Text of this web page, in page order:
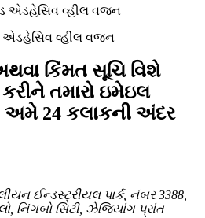
કિંમત સૂચિ વિશે
તમારો ઇમેઇલ
24 કલાકની અંદર
ઈન્ડસ્ટ્રીયલ પાર્ક, નંબર 3388,
નિંગબો સિટી, ઝેજિયાંગ પ્રાંત